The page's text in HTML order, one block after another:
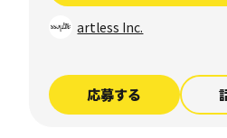
artless Inc.
応募する